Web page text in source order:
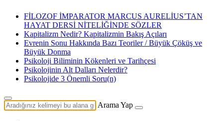
FİLOZOF İMPARATOR MARCUS AURELİUS’TAN
HAYAT DERSİ NİTELİĞİNDE SÖZLER
Kapitalizm Nedir? Kapitalizmin Bakış Açıları
Evrenin Sonu Hakkında Bazı Teoriler / Büyük Çöküş ve
Büyük Donma
Psikoloji Biliminin Kökenleri ve Tarihçesi
Psikolojinin Alt Dalları Nelerdir?
Psikolojide 3 Önemli Soru(n)
Arama Yap